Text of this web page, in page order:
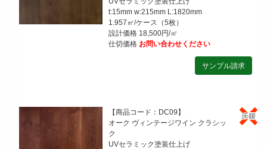
t:15mm w:215mm L:1820mm
1.957㎡/ケース（5枚）
設計価格 18,500円/㎡
仕切価格 お問い合わせください
【商品コード：DC09】
オーク ヴィンテージワイン クラシッ
ク
UVセラミック塗装仕上げ